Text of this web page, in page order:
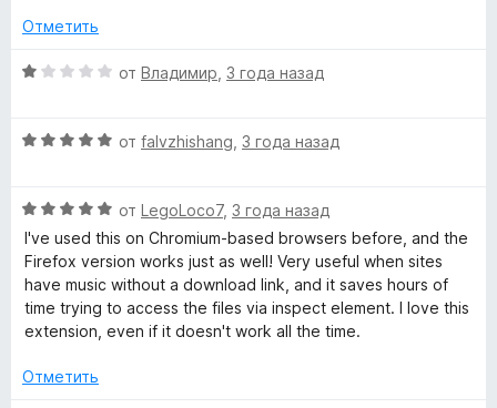
з
е
о
5
5
Отметить
О
н
о
н
а
1
и
з
от Владимир 3 года назад
О
н
е
н
о
н
а
и
от falvzhishang 3 года назад
О
ц
е
н
е
н
н
от LegoLoco7, 3 года назад
I've used this on Chromium-based browsers before, and the
Firefox version works just as well! Very useful when sites
have music without a download link, and it saves hours of
time trying to access the files via inspect element. I love this
extension, even if it doesn't work all the time.
Отметить